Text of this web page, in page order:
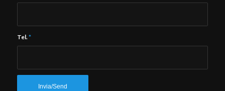
Tel.*